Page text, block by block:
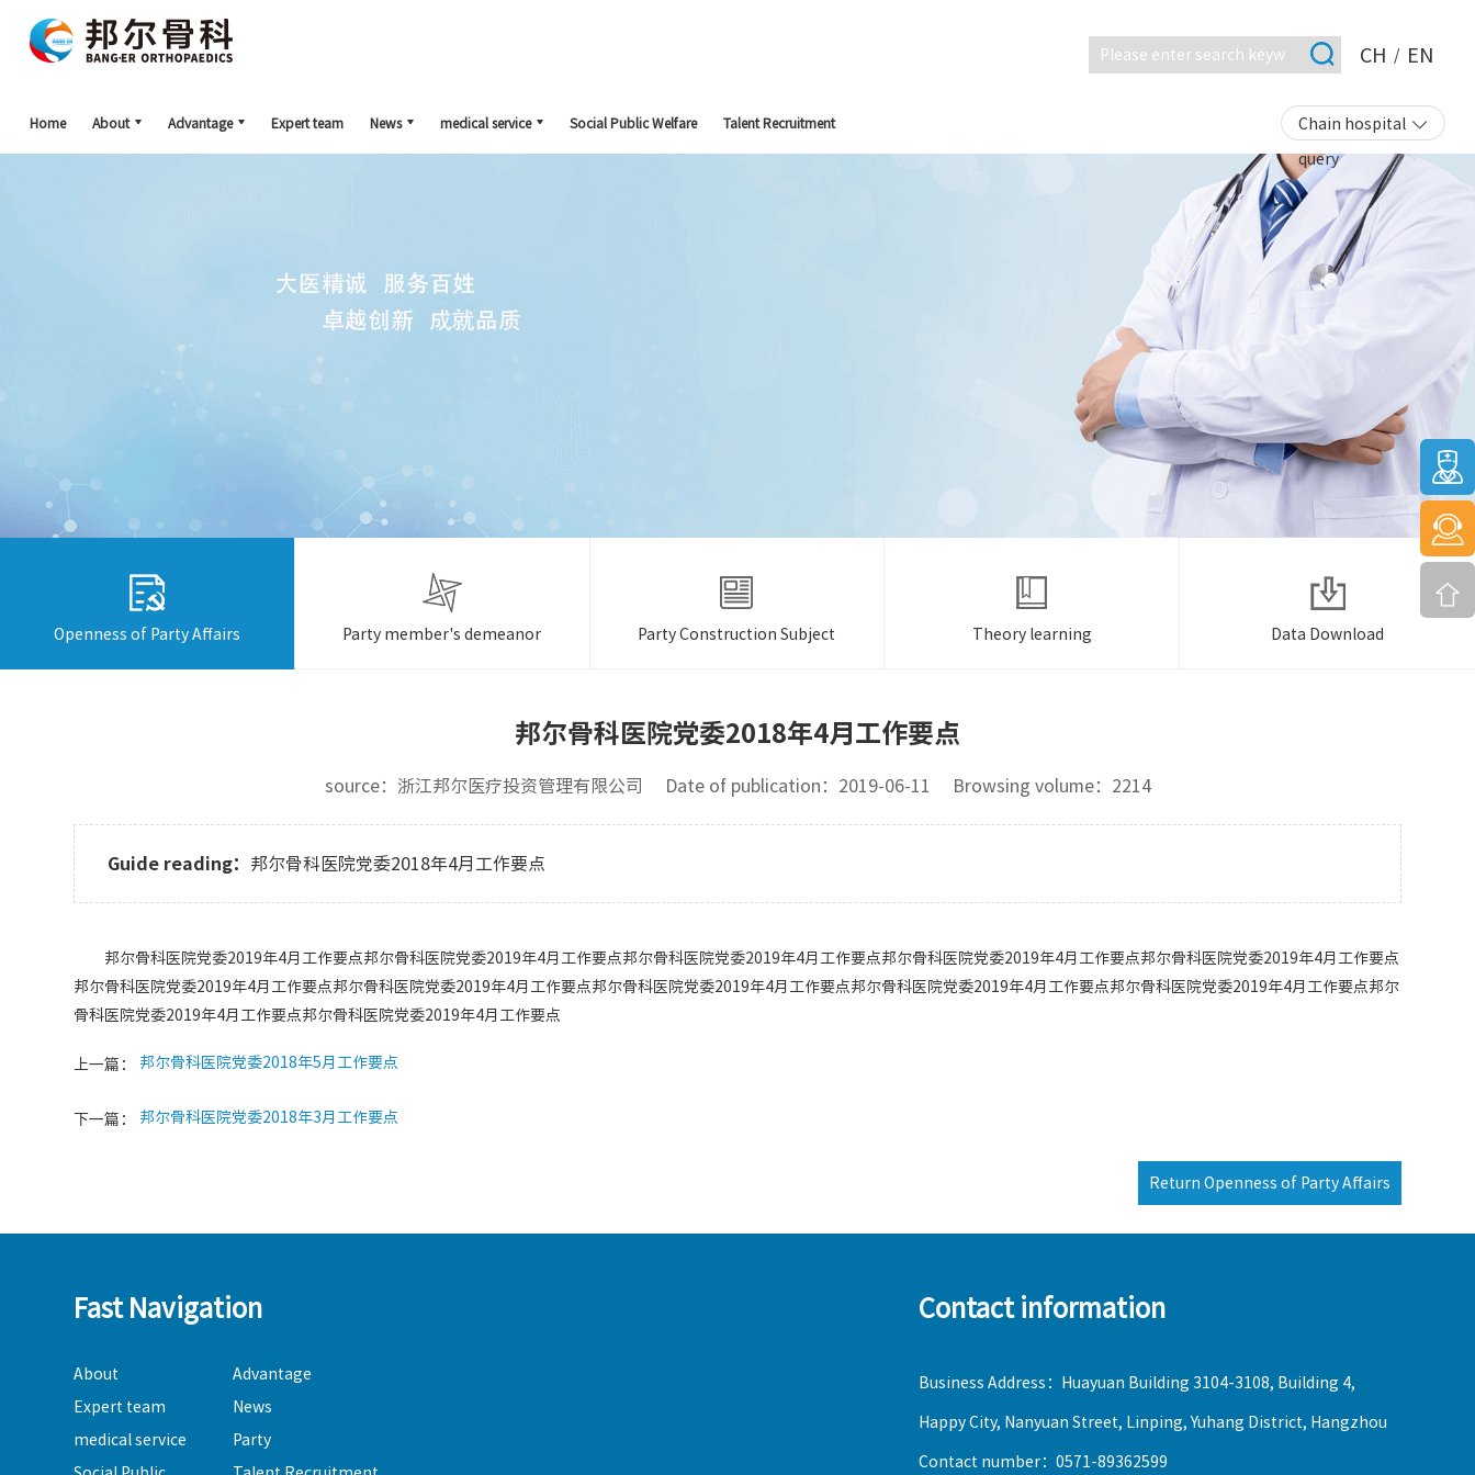
Home About Advantage Expert team News medical service Social Public Welfare Talent Recruitment Chain hospital
query
CH / EN
Openness of Party Affairs Party member's demeanor Party Construction Subject Theory learning Data Download
邦尔骨科医院党委2018年4月工作要点
source：浙江邦尔医疗投资管理有限公司 Date of publication：2019-06-11 Browsing volume：2214
Guide reading： 邦尔骨科医院党委2018年4月工作要点
邦尔骨科医院党委2019年4月工作要点邦尔骨科医院党委2019年4月工作要点邦尔骨科医院党委2019年4月工作要点邦尔骨科医院党委2019年4月工作要点邦尔骨科医院党委2019年4月工作要点
邦尔骨科医院党委2019年4月工作要点邦尔骨科医院党委2019年4月工作要点邦尔骨科医院党委2019年4月工作要点邦尔骨科医院党委2019年4月工作要点邦尔骨科医院党委2019年4月工作要点邦尔
骨科医院党委2019年4月工作要点邦尔骨科医院党委2019年4月工作要点
上一篇： 邦尔骨科医院党委2018年5月工作要点
下一篇： 邦尔骨科医院党委2018年3月工作要点
Return Openness of Party Affairs
Fast Navigation
About Advantage
Expert team News
medical service Party
Contact information
Business Address：Huayuan Building 3104-3108, Building 4,
Happy City, Nanyuan Street, Linping, Yuhang District, Hangzhou
Contact number：0571-89362599